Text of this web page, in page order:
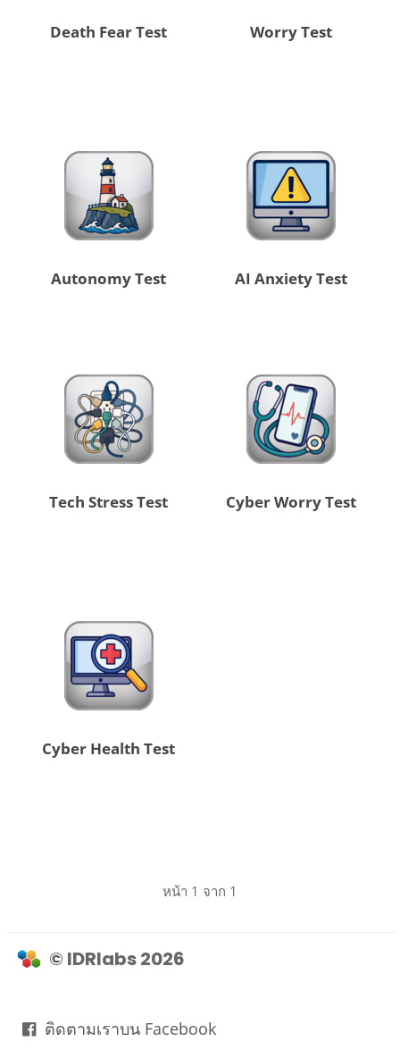
Death Fear Test Worry Test
Autonomy Test AI Anxiety Test
Tech Stress Test Cyber Worry Test
Cyber Health Test
หน้า 1 จาก 1
© IDRlabs 2026
ติดตามเราบน Facebook